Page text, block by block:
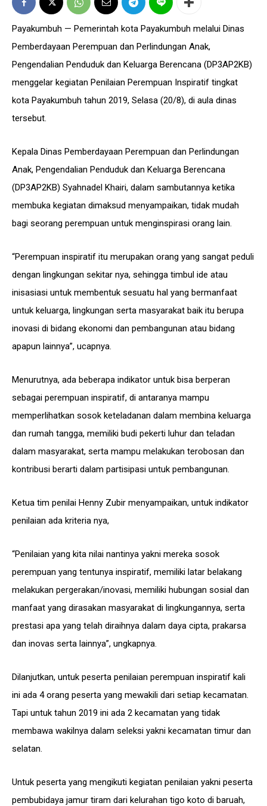
Payakumbuh — Pemerintah kota Payakumbuh melalui Dinas
Pemberdayaan Perempuan dan Perlindungan Anak,
Pengendalian Penduduk dan Keluarga Berencana (DP3AP2KB)
menggelar kegiatan Penilaian Perempuan Inspiratif tingkat
kota Payakumbuh tahun 2019, Selasa (20/8), di aula dinas
tersebut.
Kepala Dinas Pemberdayaan Perempuan dan Perlindungan
Anak, Pengendalian Penduduk dan Keluarga Berencana
(DP3AP2KB) Syahnadel Khairi, dalam sambutannya ketika
membuka kegiatan dimaksud menyampaikan, tidak mudah
bagi seorang perempuan untuk menginspirasi orang lain.
“Perempuan inspiratif itu merupakan orang yang sangat peduli
dengan lingkungan sekitar nya, sehingga timbul ide atau
inisasiasi untuk membentuk sesuatu hal yang bermanfaat
untuk keluarga, lingkungan serta masyarakat baik itu berupa
inovasi di bidang ekonomi dan pembangunan atau bidang
apapun lainnya”, ucapnya.
Menurutnya, ada beberapa indikator untuk bisa berperan
sebagai perempuan inspiratif, di antaranya mampu
memperlihatkan sosok keteladanan dalam membina keluarga
dan rumah tangga, memiliki budi pekerti luhur dan teladan
dalam masyarakat, serta mampu melakukan terobosan dan
kontribusi berarti dalam partisipasi untuk pembangunan.
Ketua tim penilai Henny Zubir menyampaikan, untuk indikator
penilaian ada kriteria nya,
“Penilaian yang kita nilai nantinya yakni mereka sosok
perempuan yang tentunya inspiratif, memiliki latar belakang
melakukan pergerakan/inovasi, memiliki hubungan sosial dan
manfaat yang dirasakan masyarakat di lingkungannya, serta
prestasi apa yang telah diraihnya dalam daya cipta, prakarsa
dan inovas serta lainnya”, ungkapnya.
Dilanjutkan, untuk peserta penilaian perempuan inspiratif kali
ini ada 4 orang peserta yang mewakili dari setiap kecamatan.
Tapi untuk tahun 2019 ini ada 2 kecamatan yang tidak
membawa wakilnya dalam seleksi yakni kecamatan timur dan
selatan.
Untuk peserta yang mengikuti kegiatan penilaian yakni peserta
pembubidaya jamur tiram dari kelurahan tigo koto di baruah,